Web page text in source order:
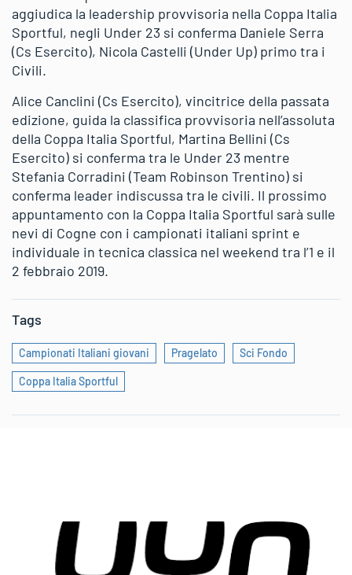
aggiudica la leadership provvisoria nella Coppa Italia
Sportful, negli Under 23 si conferma Daniele Serra
(Cs Esercito), Nicola Castelli (Under Up) primo tra i
Civili.
Alice Canclini (Cs Esercito), vincitrice della passata
edizione, guida la classifica provvisoria nell’assoluta
della Coppa Italia Sportful, Martina Bellini (Cs
Esercito) si conferma tra le Under 23 mentre
Stefania Corradini (Team Robinson Trentino) si
conferma leader indiscussa tra le civili. Il prossimo
appuntamento con la Coppa Italia Sportful sarà sulle
nevi di Cogne con i campionati italiani sprint e
individuale in tecnica classica nel weekend tra l’1 e il
2 febbraio 2019.
Tags
Campionati Italiani giovani Pragelato Sci Fondo
Coppa Italia Sportful